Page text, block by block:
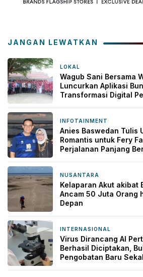
JANGAN LEWATKAN
LOKAL
Wagub Sani Bersama
Luncurkan Aplikasi
Transformasi Digital
INFOTAINMENT
Anies Baswedan Tulis
Romantis untuk Fery
Perjalanan Panjang
NUSANTARA
Kelaparan Akut akibat
Ancam 50 Juta Orang
Depan
INTERNASIONAL
Virus Dirancang AI
Berhasil Diciptakan,
Pengobatan Baru